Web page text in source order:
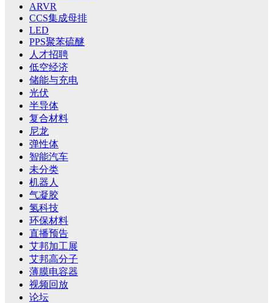
ARVR
CCS集成母排
LED
PPS聚苯硫醚
人才招聘
低空经济
储能与充电
光伏
半导体
复合材料
尼龙
弹性体
智能汽车
未分类
机器人
气凝胶
氢科技
环保材料
直播预告
艾邦加工展
艾邦高分子
薄膜电容器
视频回放
论坛